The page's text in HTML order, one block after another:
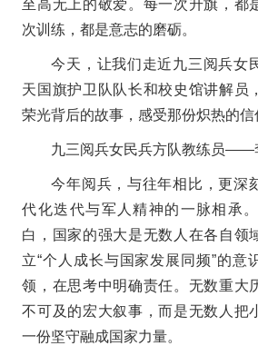
至高无上的敬爱。每一次升旗，都
次训练，都是意志的磨砺。
今天，让我们走近九三阅兵女
天国旗护卫队队长和校史馆讲解员
荣光背后的故事，感受那份炽热的信
九三阅兵女民兵方队教练员——
今年阅兵，与往年相比，更深
代化迭代与军人精神的一脉相承
白，国家的强大是无数人在各自领
立“个人成长与国家发展同频”的意
领，在思考中明确责任。无数重大
不可及的宏大叙事，而是无数人把
一份坚守融成国家力量。